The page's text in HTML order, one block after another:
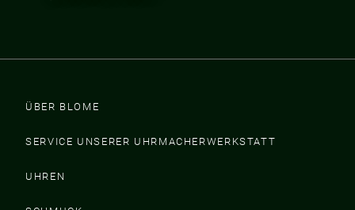
ÜBER BLOME
SERVICE UNSERER UHRMACHERWERKSTATT
UHREN